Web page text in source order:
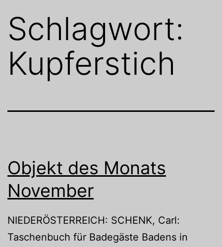
Schlagwort:
Kupferstich
Objekt des Monats
November
NIEDERÖSTERREICH: SCHENK, Carl:
Taschenbuch für Badegäste Badens in